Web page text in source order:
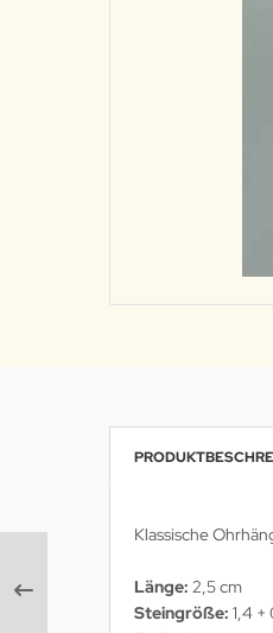
Klassische
Länge: 2,5 cm
Steingröße: 1,4